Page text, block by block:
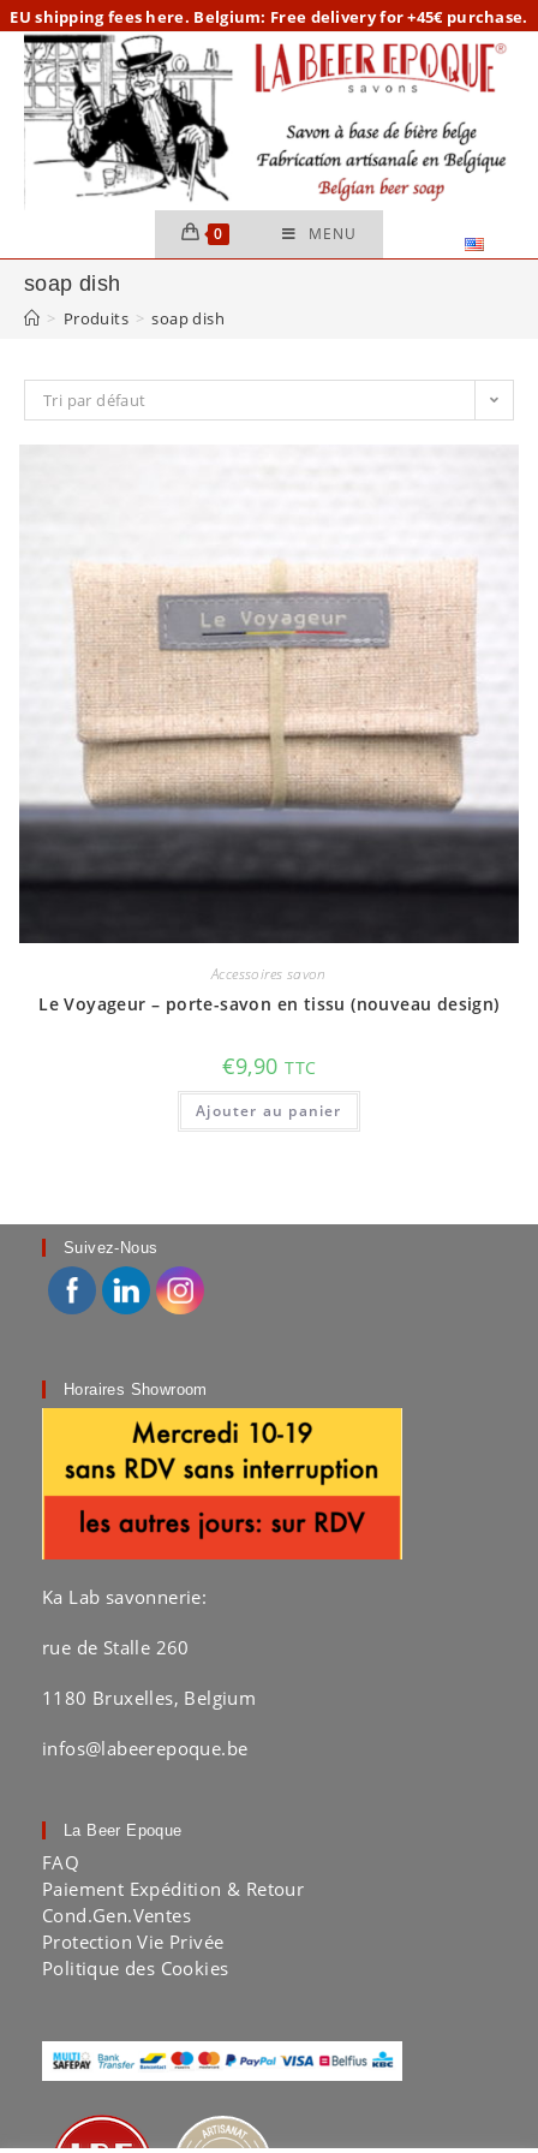
Skip
to
content
EUshipping fees here. Belgium: Free delivery for +45€ purchase.
0 MENU
soap dish
> Produits > soap dish
Tri par défaut
Accessoires savon
Le Voyageur – porte-savon en tissu (nouveau design)
€9,90 TTC
Ajouter au panier
Suivez-Nous
Horaires Showroom
Ka Lab savonnerie:
rue de Stalle 260
1180 Bruxelles, Belgium
infos@labeerepoque.be
La Beer Epoque
FAQ
Paiement Expédition & Retour
Cond.Gen.Ventes
Protection Vie Privée
Politique des Cookies